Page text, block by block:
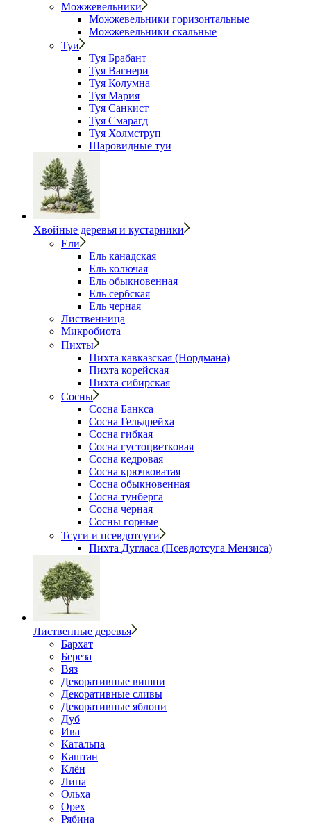
Можжевельники
Можжевельники горизонтальные
Можжевельники скальные
Туи
Туя Брабант
Туя Вагнери
Туя Колумна
Туя Мария
Туя Санкист
Туя Смарагд
Туя Холмструп
Шаровидные туи
Хвойные деревья и кустарники
Ели
Ель канадская
Ель колючая
Ель обыкновенная
Ель сербская
Ель черная
Лиственница
Микробиота
Пихты
Пихта кавказская (Нордмана)
Пихта корейская
Пихта сибирская
Сосны
Сосна Банкса
Сосна Гельдрейха
Сосна гибкая
Сосна густоцветковая
Сосна кедровая
Сосна крючковатая
Сосна обыкновенная
Сосна тунберга
Сосна черная
Сосны горные
Тсуги и псевдотсуги
Пихта Дугласа (Псевдотсуга Мензиса)
Лиственные деревья
Бархат
Береза
Вяз
Декоративные вишни
Декоративные сливы
Декоративные яблони
Дуб
Ива
Катальпа
Каштан
Клён
Липа
Ольха
Орех
Рябина